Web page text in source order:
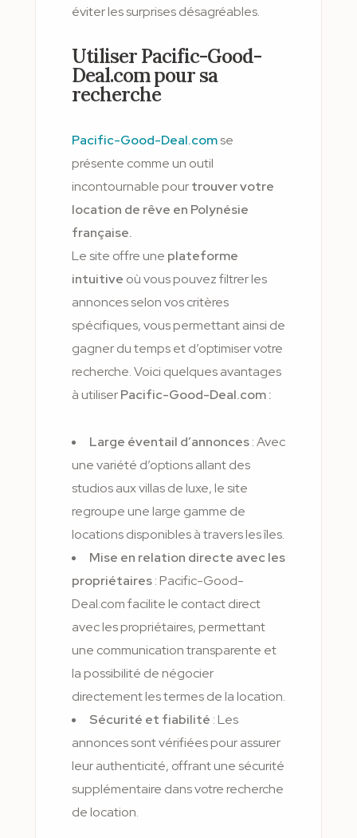
éviter les surprises désagréables.
Utiliser Pacific-Good-
Deal.com pour sa
recherche
Pacific-Good-Deal.comse
présente comme un outil
incontournable pourtrouver votre
location de rêve en Polynésie
française.
Le site offre une plateforme
intuitive où vous pouvez filtrer les
annonces selon vos critères
spécifiques, vous permettant ainsi de
gagner du temps et d’optimiser votre
recherche. Voici quelques avantages
à utiliserPacific-Good-Deal.com :
Large éventail d’annonces: Avec
une variété d’options allant des
studios aux villas de luxe, le site
regroupe une large gamme de
locations disponibles à travers les îles.
Mise en relation directe avec les
propriétaires: Pacific-Good-
Deal.com facilite le contact direct
avec les propriétaires, permettant
une communication transparente et
la possibilité de négocier
directement les termes de la location.
Sécurité et fiabilité : Les
annonces sont vérifiées pour assurer
leur authenticité, offrant une sécurité
supplémentaire dans votre recherche
de location.